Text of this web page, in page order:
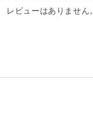
レビューはありません